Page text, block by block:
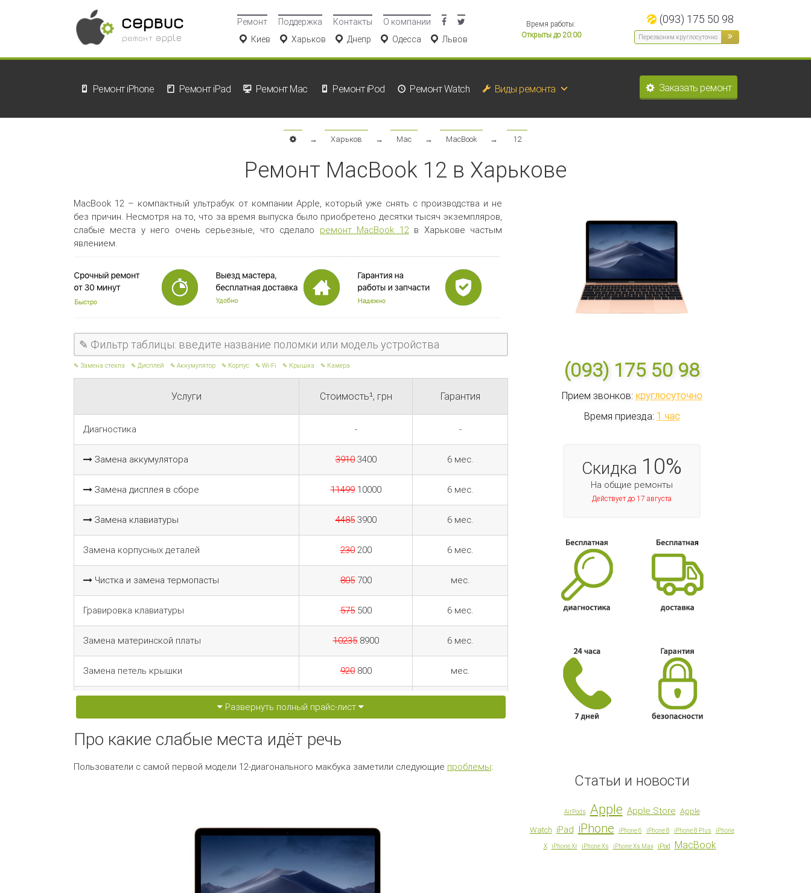
сервис
ремонт apple
(093) 175 50 98
Ремонт Поддержка Контакты
О компании
Киев
Харьков Днепр Одесса Львов
Время работы:
Открыты до 20:00
Ремонт iPhone Ремонт iPad Ремонт Mac Ремонт iPod Ремонт Watch Виды ремонта Заказать ремонт
→ Харьков → Mac → MacBook → 12
Ремонт MacBook 12 в Харькове
MacBook 12 – компактный ультрабук от компании Apple, который уже снять с производства и не
без причин. Несмотря на то, что за время выпуска было приобретено десятки тысяч экземпляров,
слабые места у него очень серьезные, что сделало ремонт MacBook 12в Харькове частым
явлением.
Замена стекла Дисплей Аккумулятор Корпус Wi-Fi Крышка Камера
Услуги Стоимость1, грн Гарантия
Диагностика - -
Замена аккумулятора 39103400 6 мес.
Замена дисплея в сборе 1149910000 6 мес.
Замена клавиатуры 44853900 6 мес.
Замена корпусных деталей 230200 6 мес.
Чистка и замена термопасты 805700 мес.
Гравировка клавиатуры 575500 6 мес.
Замена материнской платы 102358900 6 мес.
Замена петель крышки 920800 мес.
Замена разъема питания
Замена тачпада (трекпада) 2300 6 мес.
Установка и настройка MacОS 450
Развернуть полный прайс-лист
Про какие слабые места идёт речь
Пользователи с самой первой модели 12-диагонального макбука заметили следующие проблемы:
(093) 175 50 98
Прием звонков: круглосуточно
Время приезда: 1 час
Скидка 10%
На общие ремонты
Действует до 17 августа
Статьи и новости
AirPods Apple Apple Store Apple
Watch iPad iPhone iPhone 6 iPhone 8 iPhone 8 Plus
iPhone
X iPhone Xr iPhone Xs iPhone Xs Max iPod MacBook